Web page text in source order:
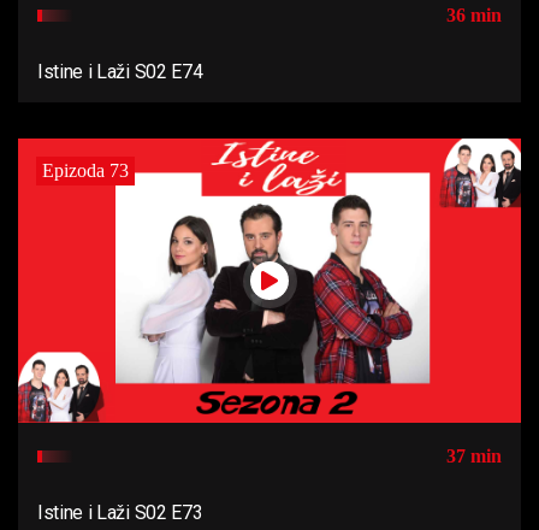
36 min
Istine i Laži S02 E74
Epizoda 73
37 min
Istine i Laži S02 E73